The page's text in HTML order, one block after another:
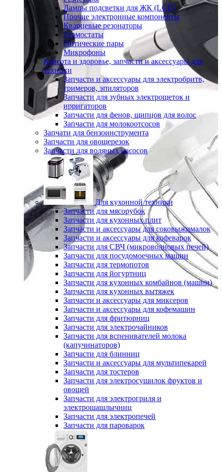
Лампы подсветки для ЖК (LCD)
Прочие электронные компоненты
Кварцевые резонаторы
Термостаты
Оптические пары
Микрофоны
Красота и здоровье, запчасти и аксессуары для
техники
Запчасти и аксессуары для электробритв,
тримеров, эпиляторов
Запчасти для зубных электрощеток и
ирригаторов
Запчасти для фенов, щипцов для волос
Запчасти для молокоотсосов
Запчати для бензоинструмента
Запчасти для овощерезок
Запчасти для водяных насосов
Для кухонной техники
Запчасти для мясорубок
Запчасти для кухонных плит
Запчасти и аксессуары для соковыжималок
Запчасти и аксессуары для кофеварок
Запчасти для СВЧ (микроволновых печей)
Запчасти для посудомоечных машин
Запчасти для термопотов
Запчасти для йогуртниц
Запчасти для кухонных комбайнов (машин)
Запчасти для кухонных вытяжек
Запчасти и аксессуары для миксеров
Запчасти и аксессуары для кофемашин
Запчасти для фритюрниц
Запчасти для электрочайников
Запчасти для вспенивателей молока
(капучинаторов)
Запчасти для блинниц
Запчасти и аксессуары для мультипекарей
Запчасти для тостеров
Запчасти для электросушилок фруктов и
овощей
Запчасти для электрогриля и
электрошашлычниц
Запчасти для электропечей
Запчасти для пароварок